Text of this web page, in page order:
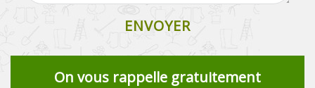
On vous rappelle gratuitement